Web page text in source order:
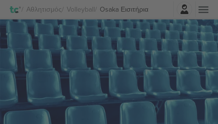
Αθλητισμός Volleyball Osaka Εισιτήρια
Σύνδεση